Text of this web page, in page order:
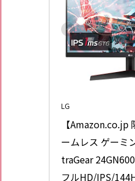
LG
【Amazon.co.jp
ームレス ゲーミ
traGear
フルHD/IPS/